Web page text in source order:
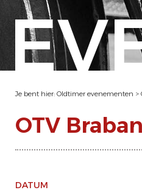
Je bent hier: Oldtimer evenementen >
OTV
DATUM